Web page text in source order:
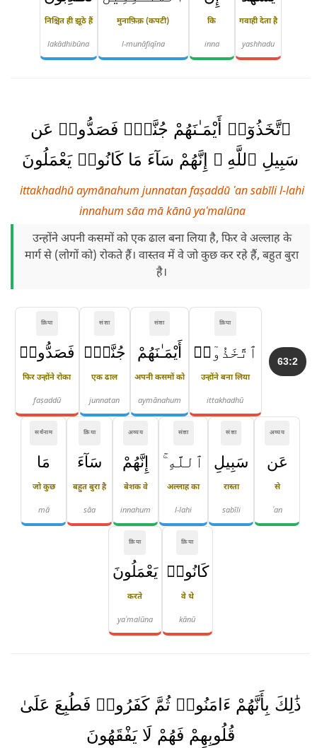
गवाही देता है
yashhadu
कि
inna
मुनाफ़िक़ (कपटी)
l-munāfiqīna
निश्चित ही झूठे हैं
lakādhibūna
ٱتَّخَذُوٓا۟ أَيْمَـٰنَهُمْ جُنَّةًۭ فَصَدُّوا۟ عَن
سَبِيلِ ٱللَّهِ ۚ إِنَّهُمْ سَآءَ مَا كَانُوا۟ يَعْمَلُونَ
ittakhadhū aymānahum junnatan faṣaddū ʿan sabīli l-lahi
innahum sāa mā kānū yaʿmalūna
उन्होंने अपनी कसमों को एक ढाल बना लिया है, फिर वे अल्लाह के
मार्ग से (लोगों को) रोकते हैं। वास्तव में वे जो कुछ कर रहे हैं, बहुत बुरा
है।
63:2
क्रिया
ٱتَّخَذُوٓا۟
उन्होंने बना लिया
ittakhadhū
संज्ञा
أَيْمَـٰنَهُمْ
अपनी कसमों को
aymānahum
संज्ञा
جُنَّةًۭ
एक ढाल
junnatan
क्रिया
فَصَدُّوا۟
फिर उन्होंने रोका
faṣaddū
अव्यय
عَن
से
ʿan
संज्ञा
سَبِيلِ
रास्ता
sabīli
संज्ञा
ٱللَّهِ ۚ
अल्लाह का
l-lahi
अव्यय
إِنَّهُمْ
बेशक वे
innahum
क्रिया
سَآءَ
बहुत बुरा है
sāa
सर्वनाम
مَا
जो कुछ
mā
क्रिया
كَانُوا۟
वे थे
kānū
क्रिया
يَعْمَلُونَ
करते
yaʿmalūna
ذَٰلِكَ بِأَنَّهُمْ ءَامَنُوا۟ ثُمَّ كَفَرُوا۟ فَطُبِعَ عَلَىٰ
قُلُوبِهِمْ فَهُمْ لَا يَفْقَهُونَ